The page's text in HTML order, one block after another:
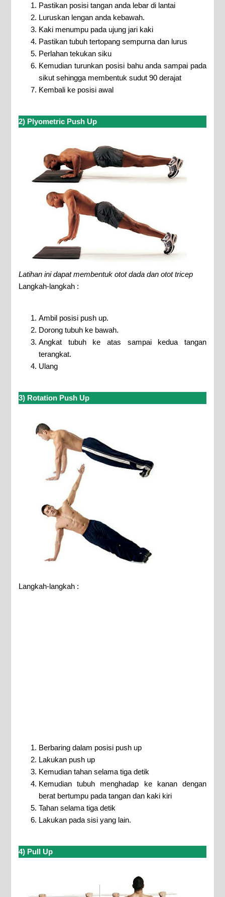
Pastikan posisi tangan anda lebar di lantai
Luruskan lengan anda kebawah.
Kaki menumpu pada ujung jari kaki
Pastikan tubuh tertopang sempurna dan lurus
Perlahan tekukan siku
Kemudian turunkan posisi bahu anda sampai pada
sikut sehingga membentuk sudut 90 derajat
Kembali ke posisi awal
2) Plyometric Push Up
Latihan ini dapat membentuk otot dada dan otot tricep
Langkah-langkah :
Ambil posisi push up.
Dorong tubuh ke bawah.
Angkat tubuh ke atas sampai kedua tangan
terangkat.
Ulang
3) Rotation Push Up
Langkah-langkah :
Berbaring dalam posisi push up
Lakukan push up
Kemudian tahan selama tiga detik
Kemudian tubuh menghadap ke kanan dengan
berat bertumpu pada tangan dan kaki kiri
Tahan selama tiga detik
Lakukan pada sisi yang lain.
4) Pull Up